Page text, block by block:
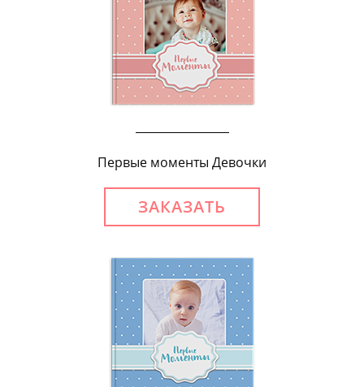
Первые моменты Девочки
ЗАКАЗАТЬ